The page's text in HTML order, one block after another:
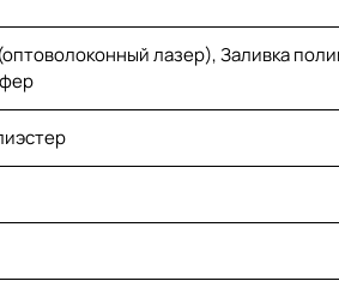
лазер), Заливка